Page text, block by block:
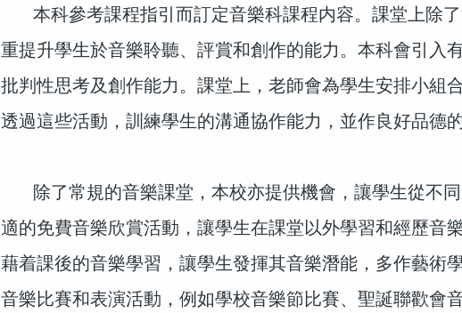
本科參考課程指引而訂定音樂科課程内容。課堂上除
重提升學生於音樂聆聽、評賞和創作的能力。本科會引入
批判性思考及創作能力。課堂上，老師會為學生安排小組
透過這些活動，訓練學生的溝通協作能力，並作良好品德的
除了常規的音樂課堂，本校亦提供機會，讓學生從不
適的免費音樂欣賞活動，讓學生在課堂以外學習和經歷音
藉着課後的音樂學習，讓學生發揮其音樂潛能，多作藝術
音樂比賽和表演活動，例如學校音樂節比賽、聖誕聯歡會